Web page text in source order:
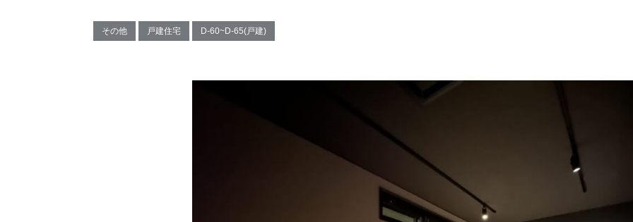
その他 戸建住宅 D-60~D-65(戸建)